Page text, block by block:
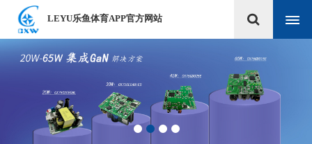
LEYU乐鱼体育APP官方网站